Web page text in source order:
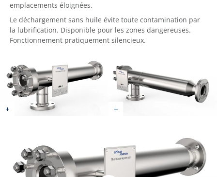
emplacements éloignées.
Le déchargement sans huile évite toute contamination par
la lubrification. Disponible pour les zones dangereuses.
Fonctionnement pratiquement silencieux.